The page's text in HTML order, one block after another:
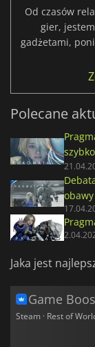
Od czasów
gier,
gadżetami,
Polecane
Jaka jest
Game
Steam · Rest of